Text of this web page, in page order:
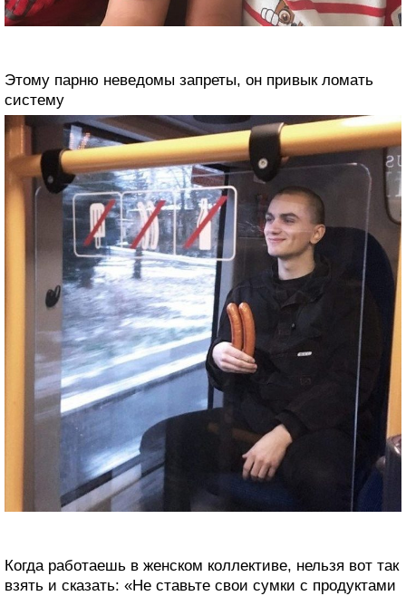
Этому парню неведомы запреты, он привык ломать
систему
Когда работаешь в женском коллективе, нельзя вот так
взять и сказать: «Не ставьте свои сумки с продуктами